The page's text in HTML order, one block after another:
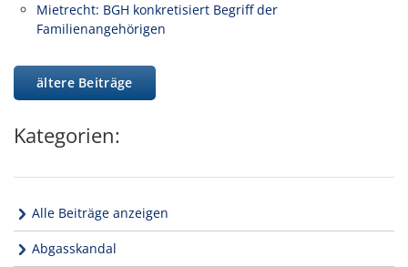
Mietrecht: BGH konkretisiert Begriff der
Familienangehörigen
ältere Beiträge
Kategorien:
Alle Beiträge anzeigen
Abgasskandal